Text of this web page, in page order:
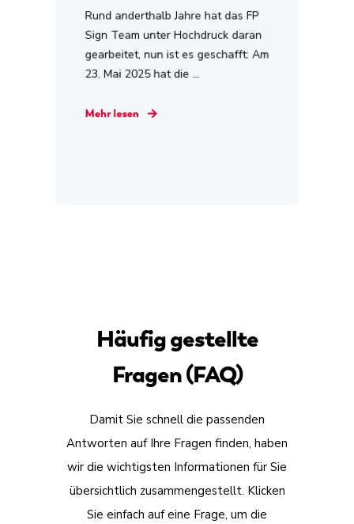
Rund anderthalb Jahre hat das FP
Sign Team unter Hochdruck daran
gearbeitet, nun ist es geschafft: Am
23. Mai 2025 hat die ...
Mehr lesen
Häufig gestellte
Fragen (FAQ)
Damit Sie schnell die passenden
Antworten auf Ihre Fragen finden, haben
wir die wichtigsten Informationen für Sie
übersichtlich zusammengestellt. Klicken
Sie einfach auf eine Frage, um die